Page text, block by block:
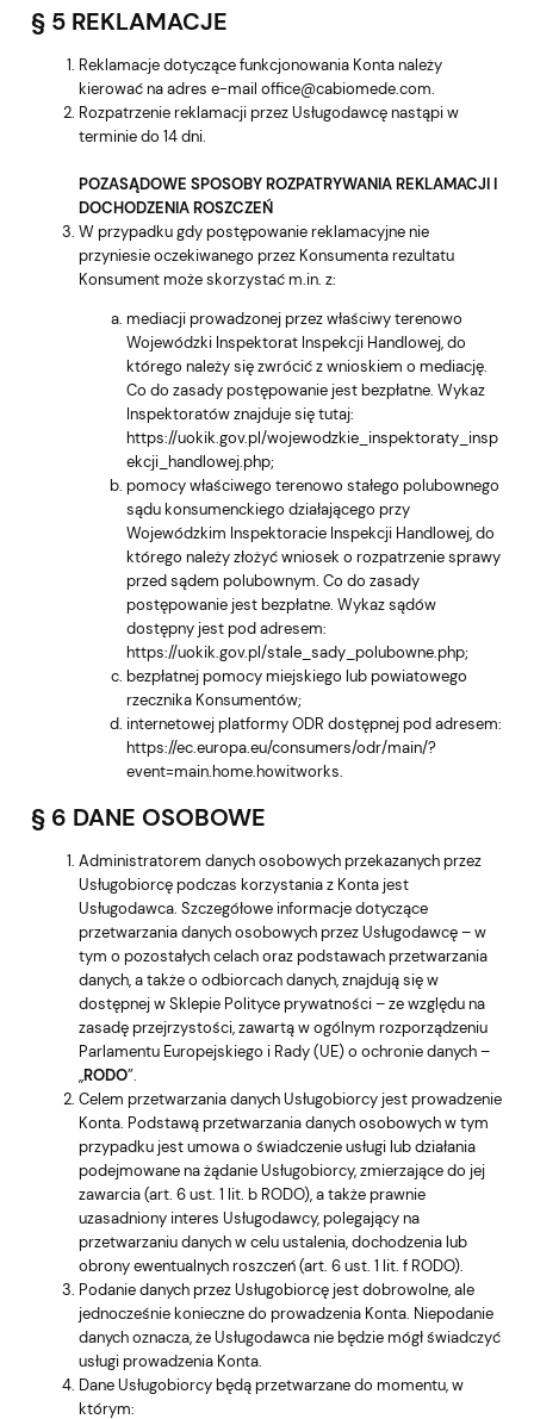
§ 5 REKLAMACJE
Reklamacje dotyczące funkcjonowania Konta należy
kierować na adres e-mail office@cabiomede.com.
Rozpatrzenie reklamacji przez Usługodawcę nastąpi w
terminie do 14 dni.
POZASĄDOWE SPOSOBY ROZPATRYWANIA REKLAMACJI I
DOCHODZENIA ROSZCZEŃ
W przypadku gdy postępowanie reklamacyjne nie
przyniesie oczekiwanego przez Konsumenta rezultatu
Konsument może skorzystać m.in. z:
mediacji prowadzonej przez właściwy terenowo
Wojewódzki Inspektorat Inspekcji Handlowej, do
którego należy się zwrócić z wnioskiem o mediację.
Co do zasady postępowanie jest bezpłatne. Wykaz
Inspektoratów znajduje się tutaj:
https://uokik.gov.pl/wojewodzkie_inspektoraty_insp
ekcji_handlowej.php;
pomocy właściwego terenowo stałego polubownego
sądu konsumenckiego działającego przy
Wojewódzkim Inspektoracie Inspekcji Handlowej, do
którego należy złożyć wniosek o rozpatrzenie sprawy
przed sądem polubownym. Co do zasady
postępowanie jest bezpłatne. Wykaz sądów
dostępny jest pod adresem:
https://uokik.gov.pl/stale_sady_polubowne.php;
bezpłatnej pomocy miejskiego lub powiatowego
rzecznika Konsumentów;
internetowej platformy ODR dostępnej pod adresem:
https://ec.europa.eu/consumers/odr/main/?
event=main.home.howitworks.
§ 6 DANE OSOBOWE
Administratorem danych osobowych przekazanych przez
Usługobiorcę podczas korzystania z Konta jest
Usługodawca. Szczegółowe informacje dotyczące
przetwarzania danych osobowych przez Usługodawcę – w
tym o pozostałych celach oraz podstawach przetwarzania
danych, a także o odbiorcach danych, znajdują się w
dostępnej w Sklepie Polityce prywatności – ze względu na
zasadę przejrzystości, zawartą w ogólnym rozporządzeniu
Parlamentu Europejskiego i Rady (UE) o ochronie danych –
„RODO”.
Celem przetwarzania danych Usługobiorcy jest prowadzenie
Konta. Podstawą przetwarzania danych osobowych w tym
przypadku jest umowa o świadczenie usługi lub działania
podejmowane na żądanie Usługobiorcy, zmierzające do jej
zawarcia (art. 6 ust. 1 lit. b RODO), a także prawnie
uzasadniony interes Usługodawcy, polegający na
przetwarzaniu danych w celu ustalenia, dochodzenia lub
obrony ewentualnych roszczeń (art. 6 ust. 1 lit. f RODO).
Podanie danych przez Usługobiorcę jest dobrowolne, ale
jednocześnie konieczne do prowadzenia Konta. Niepodanie
danych oznacza, że Usługodawca nie będzie mógł świadczyć
usługi prowadzenia Konta.
Dane Usługobiorcy będą przetwarzane do momentu, w
którym: